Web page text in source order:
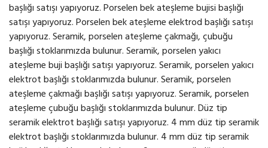
başlığı satışı yapıyoruz. Porselen bek ateşleme bujisi başlığı
satışı yapıyoruz. Porselen bek ateşleme elektrod başlığı satışı
yapıyoruz. Seramik, porselen ateşleme çakmağı, çubuğu
başlığı stoklarımızda bulunur. Seramik, porselen yakıcı
ateşleme buji başlığı satışı yapıyoruz. Seramik, porselen yakıcı
elektrot başlığı stoklarımızda bulunur. Seramik, porselen
ateşleme çakmağı başlığı satışı yapıyoruz. Seramik, porselen
ateşleme çubuğu başlığı stoklarımızda bulunur. Düz tip
seramik elektrot başlığı satışı yapıyoruz. 4 mm düz tip seramik
elektrot başlığı stoklarımızda bulunur. 4 mm düz tip seramik